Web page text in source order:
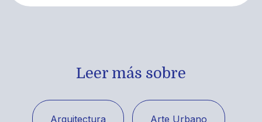
Leer más sobre
Arquitectura Arte Urbano